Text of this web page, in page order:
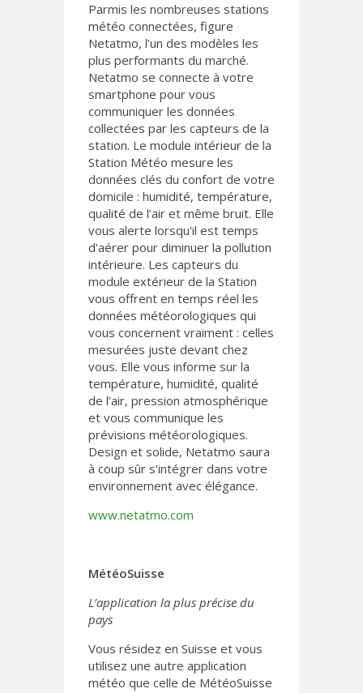
Parmis les nombreuses stations
météo connectées, figure
Netatmo, l’un des modèles les
plus performants du marché.
Netatmo se connecte à votre
smartphone pour vous
communiquer les données
collectées par les capteurs de la
station. Le module intérieur de la
Station Météo mesure les
données clés du confort de votre
domicile : humidité, température,
qualité de l’air et même bruit. Elle
vous alerte lorsqu'il est temps
d'aérer pour diminuer la pollution
intérieure. Les capteurs du
module extérieur de la Station
vous offrent en temps réel les
données météorologiques qui
vous concernent vraiment : celles
mesurées juste devant chez
vous. Elle vous informe sur la
température, humidité, qualité
de l’air, pression atmosphérique
et vous communique les
prévisions météorologiques.
Design et solide, Netatmo saura
à coup sûr s'intégrer dans votre
environnement avec élégance.
www.netatmo.com
MétéoSuisse
L’application la plus précise du
pays
Vous résidez en Suisse et vous
utilisez une autre application
météo que celle de MétéoSuisse